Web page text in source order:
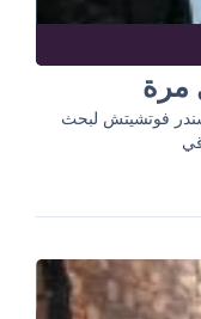
مرة
فوتشيتش لبحث